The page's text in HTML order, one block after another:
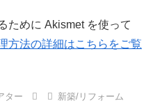
ために Akismet を使って
方法の詳細はこちらをご覧
ター 新築/リフォーム